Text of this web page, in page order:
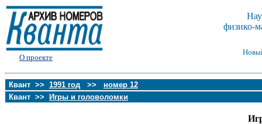
О проекте
физико-
Квант >> 1991 год >> номер 12
Квант >>
Игры и головоломки